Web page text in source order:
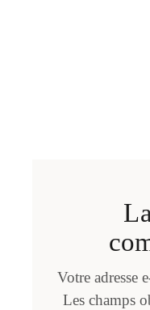
Votre adresse
Les champs